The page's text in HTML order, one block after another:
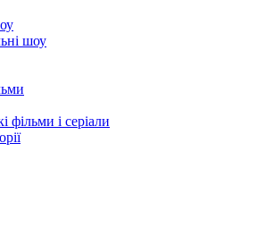
шоу
фільми і серіали